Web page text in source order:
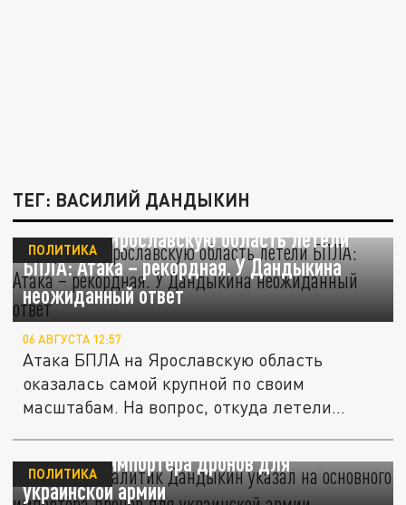
ТЕГ: ВАСИЛИЙ ДАНДЫКИН
Откуда на Ярославскую область летели
БПЛА: Атака – рекордная. У Дандыкина
неожиданный ответ
ПОЛИТИКА
06 АВГУСТА 12:57
Атака БПЛА на Ярославскую область
оказалась самой крупной по своим
масштабам. На вопрос, откуда летели
Военный аналитик Дандыкин указал на
основного импортёра дронов для
украинской армии
ПОЛИТИКА